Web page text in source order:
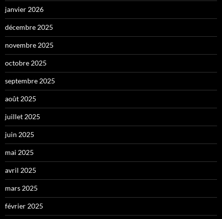
janvier 2026
décembre 2025
novembre 2025
octobre 2025
septembre 2025
août 2025
juillet 2025
juin 2025
mai 2025
avril 2025
mars 2025
février 2025